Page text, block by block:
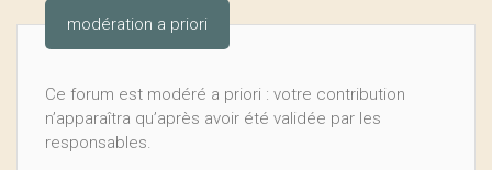
modération a priori
Ce forum est modéré a priori : votre contribution
n’apparaîtra qu’après avoir été validée par les
responsables.